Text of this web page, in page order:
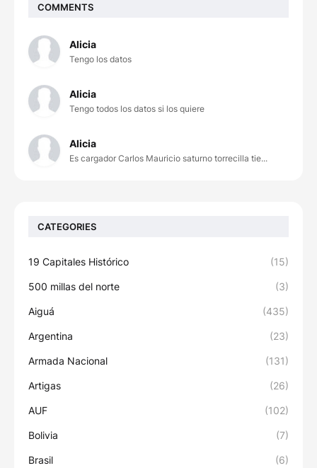
COMMENTS
Alicia
Tengo los datos
Alicia
Tengo todos los datos si los quiere
Alicia
Es cargador Carlos Mauricio saturno torrecilla tie...
CATEGORIES
19 Capitales Histórico (15)
500 millas del norte (3)
Aiguá (435)
Argentina (23)
Armada Nacional (131)
Artigas (26)
AUF (102)
Bolivia (7)
Brasil (6)